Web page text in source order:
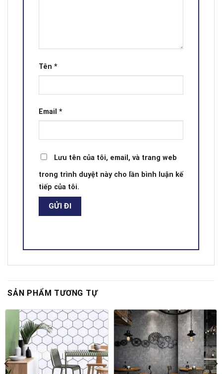
Tên *
Email *
Lưu tên của tôi, email, và trang web
trong trình duyệt này cho lần bình luận kế
tiếp của tôi.
SẢN PHẨM TƯƠNG TỰ